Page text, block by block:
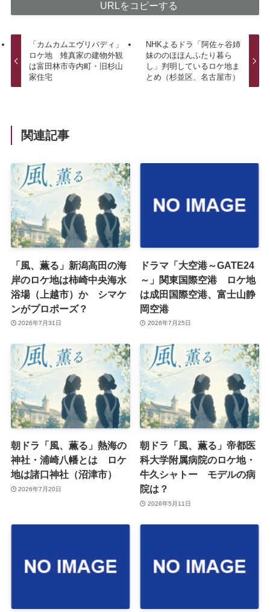
URLをコピーする
「カムカムエヴリバディ」
ロケ地 雉真家の建物外観
は富田林市寺内町・旧杉山
家住宅
NHKよるドラ「阿佐ヶ谷姉
妹ののほほんふたり暮ら
し」判明しているロケ地ま
とめ（杉並区、名古屋市）
関連記事
「風、薫る」新潟高田の海
岸のロケ地は柿崎中央海水
浴場（上越市）か シマケ
ンがプロポーズ？
2026年7月31日
ドラマ「大空港～GATE24
～」関東国際空港 ロケ地
は成田国際空港、富士山静
岡空港
2026年7月25日
朝ドラ「風、薫る」熱海の
神社・浦崎八幡とは ロケ
地は諸口神社（沼津市）
2026年7月20日
朝ドラ「風、薫る」帝都医
科大学附属病院のロケ地・
牛久シャトー モデルの病
院は？
2026年5月11日